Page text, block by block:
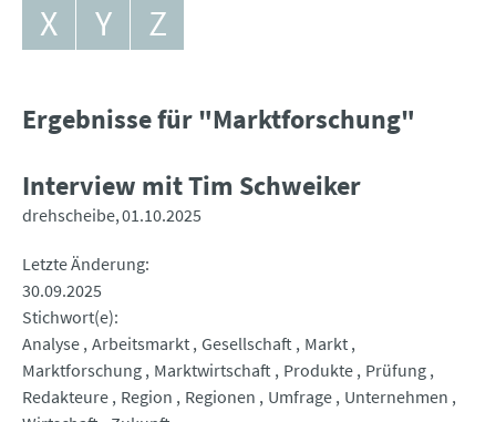
X
Y Z
Ergebnisse für "Marktforschung"
Interview mit Tim Schweiker
drehscheibe 01.10.2025
Letzte Änderung
30.09.2025
Stichwort(e)
Analyse Arbeitsmarkt Gesellschaft Markt
Marktforschung Marktwirtschaft Produkte Prüfung
Redakteure Region Regionen Umfrage Unternehmen